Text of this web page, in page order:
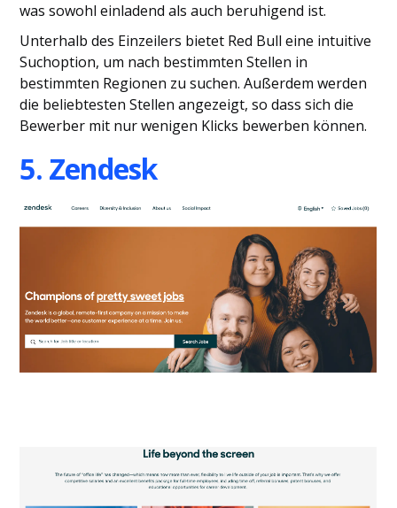
was sowohl einladend als auch beruhigend ist.
Unterhalb des Einzeilers bietet Red Bull eine intuitive
Suchoption, um nach bestimmten Stellen in
bestimmten Regionen zu suchen. Außerdem werden
die beliebtesten Stellen angezeigt, so dass sich die
Bewerber mit nur wenigen Klicks bewerben können.
5. Zendesk